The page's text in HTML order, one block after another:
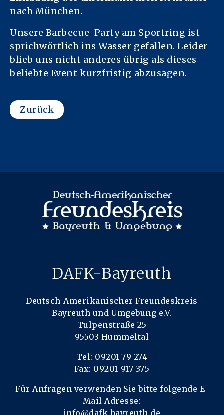
nach München.
Unsere Barbecue-Party am Sportring ist
sprichwörtlich ins Wasser gefallen. Leider
blieb uns nicht anderes übrig als dieses
beliebte Event kurzfristig abzusagen.
Zurück
DAFK-Bayreuth
Deutsch-Amerikanischer Freundeskreis
Bayreuth und Umgebung e.V.
Tulpenstraße 25
95503 Hummeltal
Tel: 09201-79 274
Fax: 09201-917 375
Für Anfragen verwenden Sie bitte folgende E-
Mail Adresse: